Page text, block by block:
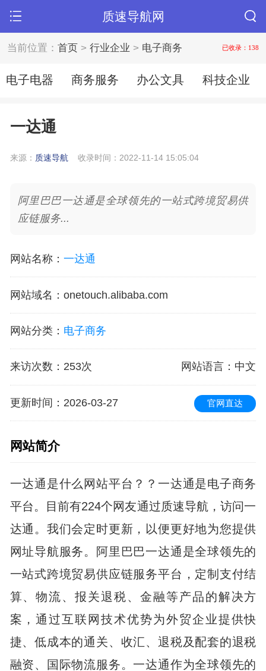
质速导航网
当前位置：首页 >行业企业 > 电子商务 已收录：138
电子电器 商务服务 办公文具 科技企业
一达通
来源： 质速导航 收录时间：2022-11-14 15:05:04
阿里巴巴一达通是全球领先的一站式跨境贸易供
应链服务...
网站名称： 一达通
网站域名 ： onetouch.alibaba.com
网站分类： 电子商务
来访次数 ： 253次 网站语言 ：中文
更新时间 ：2026-03-27 官网直达
网站简介
一达通是什么网站平台？？一达通是电子商务
平台。目前有224个网友通过质速导航，访问一
达通。我们会定时更新，以便更好地为您提供
网址导航服务。阿里巴巴一达通是全球领先的
一站式跨境贸易供应链服务平台，定制支付结
算、物流、报关退税、金融等产品的解决方
案，通过互联网技术优势为外贸企业提供快
捷、低成本的通关、收汇、退税及配套的退税
融资、国际物流服务。一达通作为全球领先的